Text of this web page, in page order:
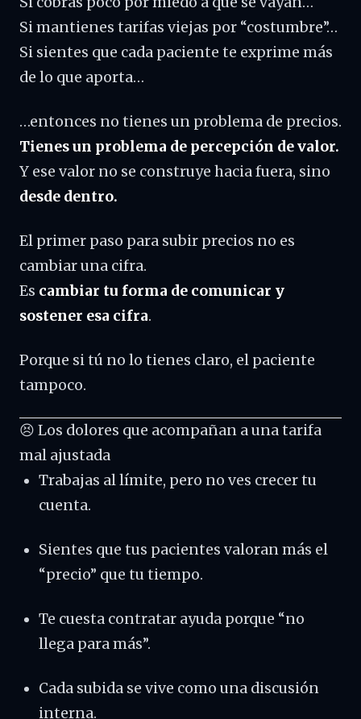
Si mantienes tarifas viejas por “costumbre”…
Si sientes que cada paciente te exprime más
de lo que aporta…
…entonces no tienes un problema de precios.
Tienes un problema de percepción de valor.
Y ese valor no se construye hacia fuera, sino
desde dentro.
El primer paso para subir precios no es
cambiar una cifra.
Es cambiar tu forma de comunicar y
sostener esa cifra.
Porque si tú no lo tienes claro, el paciente
tampoco.
😣 Los dolores que acompañan a una tarifa
mal ajustada
Trabajas al límite, pero no ves crecer tu
cuenta.
Sientes que tus pacientes valoran más el
“precio” que tu tiempo.
Te cuesta contratar ayuda porque “no
llega para más”.
Cada subida se vive como una discusión
interna.